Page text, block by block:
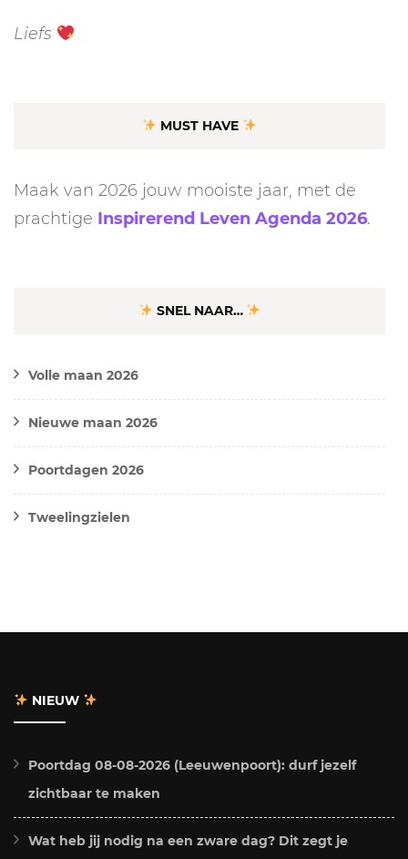
Liefs
MUST HAVE
Maak van 2026 jouw mooiste jaar, met de
prachtige Inspirerend Leven Agenda 2026.
SNEL NAAR…
Volle maan 2026
Nieuwe maan 2026
Poortdagen 2026
Tweelingzielen
NIEUW
Poortdag 08-08-2026 (Leeuwenpoort): durf jezelf
zichtbaar te maken
Wat heb jij nodig na een zware dag? Dit zegt je